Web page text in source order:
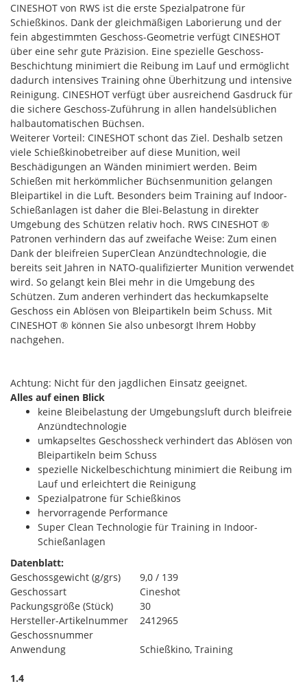
CINESHOT von RWS ist die erste Spezialpatrone für
Schießkinos. Dank der gleichmäßigen Laborierung und der
fein abgestimmten Geschoss-Geometrie verfügt CINESHOT
über eine sehr gute Präzision. Eine spezielle Geschoss-
Beschichtung minimiert die Reibung im Lauf und ermöglicht
dadurch intensives Training ohne Überhitzung und intensive
Reinigung. CINESHOT verfügt über ausreichend Gasdruck für
die sichere Geschoss-Zuführung in allen handelsüblichen
halbautomatischen Büchsen.
Weiterer Vorteil: CINESHOT schont das Ziel. Deshalb setzen
viele Schießkinobetreiber auf diese Munition, weil
Beschädigungen an Wänden minimiert werden. Beim
Schießen mit herkömmlicher Büchsenmunition gelangen
Bleipartikel in die Luft. Besonders beim Training auf Indoor-
Schießanlagen ist daher die Blei-Belastung in direkter
Umgebung des Schützen relativ hoch. RWS CINESHOT ®
Patronen verhindern das auf zweifache Weise: Zum einen
Dank der bleifreien SuperClean Anzündtechnologie, die
bereits seit Jahren in NATO-qualifizierter Munition verwendet
wird. So gelangt kein Blei mehr in die Umgebung des
Schützen. Zum anderen verhindert das heckumkapselte
Geschoss ein Ablösen von Bleipartikeln beim Schuss. Mit
CINESHOT ® können Sie also unbesorgt Ihrem Hobby
nachgehen.
Achtung: Nicht für den jagdlichen Einsatz geeignet.
Alles auf einen Blick
keine Bleibelastung der Umgebungsluft durch bleifreie
Anzündtechnologie
umkapseltes Geschossheck verhindert das Ablösen von
Bleipartikeln beim Schuss
spezielle Nickelbeschichtung minimiert die Reibung im
Lauf und erleichtert die Reinigung
Spezialpatrone für Schießkinos
hervorragende Performance
Super Clean Technologie für Training in Indoor-
Schießanlagen
Datenblatt:
Geschossgewicht (g/grs)
9,0 / 139
Geschossart
Cineshot
Packungsgröße (Stück)
30
Hersteller-Artikelnummer
2412965
Geschossnummer
Anwendung
Schießkino, Training
1.4